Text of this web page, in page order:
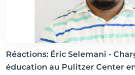
Réactions: Éric Selemani -
éducation au Pulitzer Center